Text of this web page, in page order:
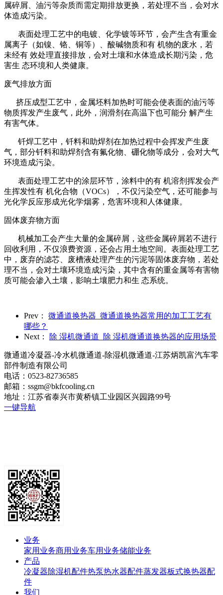
属碎屑、油污等杂质而需定期排放更换，若处理不当，会对水
体造成污染。
表面处理工艺中的电镀、化学镀等环节，会产生含有重金
属离子（如镍、铬、铜等）、酸碱物质和有 机物的废水，若
未经有 效处理直接排放，会对土壤和水体造成长期污染，危
害生 态环境和人类健康。
废气排放方面
挤压成型工艺中，金属坯料加热时可能会使表面的油污等
物质挥发产生废气，此外，润滑剂在高温下也可能分 解产生
有害气体。
钎焊工艺中，钎料和助焊剂在加热过程中会挥发产生废
气，部分钎料和助焊剂含有氟化物、硼化物等成分，会对大气
环境造成污染。
表面处理工艺中的涂层环节，涂料中的有 机溶剂挥发会产
生挥发性有 机化合物（VOCs），不仅污染空气，还可能参与
光化学反应形成光化学烟雾，危害环境和人体健康。
固体废弃物方面
机械加工会产生大量的金属碎屑，这些金属碎屑若不进行
回收利用，不仅浪费资源，还会占用土地空间。表面处理工艺
中，废弃的滤芯、废槽液处理产生的污泥等固体废弃物，若处
理不当，会对土壤环境造成污染，其中含有的重金属等有害物
质可能会渗入土壤，影响土壤肥力和生 态系统。
Prev：
微通道换热器_微通道换热器常用的加工工艺有
哪些？
Next：
除 湿机微通道_除 湿机微通道换热器的应用场景
微通道冷凝器-冷水机微通道-除湿机微通道-江苏炳凯富汽车零
部件制造有限公司
电话：0523-82736585
邮箱：ssgm@bkfcooling.cn
地址：江苏省泰兴市黄桥镇工业园区兴园路99号
一键导航
业务
家用业务商用业务车用业务储能业务
产品
冷凝器除湿机配件热泵热水器配件蒸发器板式换热器配
件
我们